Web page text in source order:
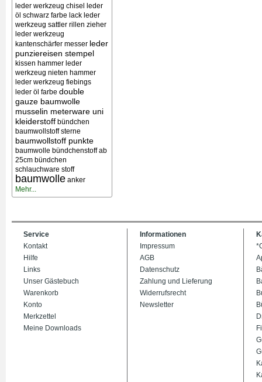
leder werkzeug chisel
leder
öl schwarz farbe lack leder
werkzeug sattler rillen zieher
leder werkzeug
kantenschärfer messer leder
punziereisen stempel
kissen hammer leder
werkzeug nieten hammer
leder werkzeug fiebings
leder öl farbe double
gauze baumwolle
musselin meterware uni
kleiderstoff bündchen
baumwollstoff sterne
baumwollstoff punkte
baumwolle bündchenstoff ab
25cm bündchen
schlauchware stoff
baumwolle anker
Mehr...
Service
Kontakt
Hilfe
Links
Unser Gästebuch
Warenkorb
Konto
Merkzettel
Meine Downloads
Informationen
Impressum
AGB
Datenschutz
Zahlung und Lieferung
Widerrufsrecht
Newsletter